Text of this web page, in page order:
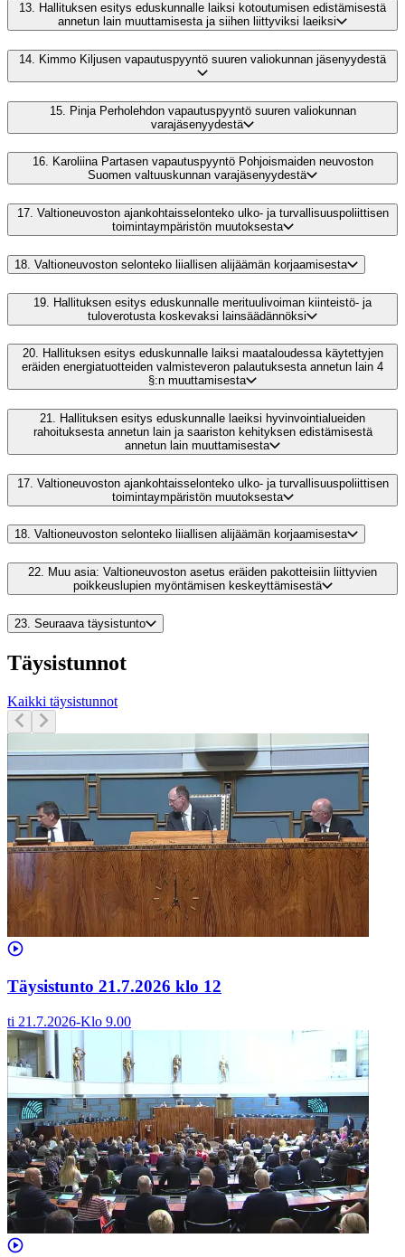
13. Hallituksen esitys eduskunnalle laiksi kotoutumisen edistämisestä
annetun lain muuttamisesta ja siihen liittyviksi laeiksi
14. Kimmo Kiljusen vapautuspyyntö suuren valiokunnan jäsenyydestä
15. Pinja Perholehdon vapautuspyyntö suuren valiokunnan
varajäsenyydestä
16. Karoliina Partasen vapautuspyyntö Pohjoismaiden neuvoston
Suomen valtuuskunnan varajäsenyydestä
17. Valtioneuvoston ajankohtaisselonteko ulko- ja turvallisuuspoliittisen
toimintaympäristön muutoksesta
18. Valtioneuvoston selonteko liiallisen alijäämän korjaamisesta
19. Hallituksen esitys eduskunnalle merituulivoiman kiinteistö- ja
tuloverotusta koskevaksi lainsäädännöksi
20. Hallituksen esitys eduskunnalle laiksi maataloudessa käytettyjen
eräiden energiatuotteiden valmisteveron palautuksesta annetun lain 4
§:n muuttamisesta
21.
Hallituksen esitys eduskunnalle laeiksi hyvinvointialueiden
rahoituksesta annetun lain ja saariston kehityksen edistämisestä
annetun lain muuttamisesta
17. Valtioneuvoston ajankohtaisselonteko ulko- ja turvallisuuspoliittisen
toimintaympäristön muutoksesta
18. Valtioneuvoston selonteko liiallisen alijäämän korjaamisesta
22. Muu asia: Valtioneuvoston asetus eräiden pakotteisiin liittyvien
poikkeuslupien myöntämisen keskeyttämisestä
23. Seuraava täysistunto
Täysistunnot
Kaikki täysistunnot
Täysistunto 21.7.2026 klo 12
ti 21.7.2026-Klo 9.00